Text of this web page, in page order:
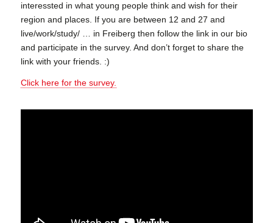
interessted in what young people think and wish for their
region and places. If you are between 12 and 27 and
live/work/study/ … in Freiberg then follow the link in our bio
and participate in the survey. And don’t forget to share the
link with your friends. :)
Click here for the survey.